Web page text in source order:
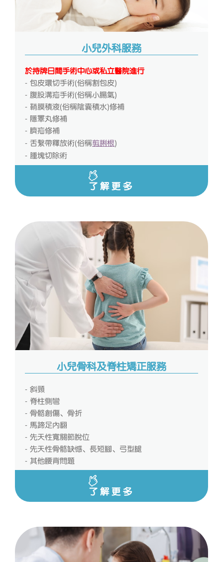
小兒外科服務
於持牌日間手術中心或私立醫院進行
- 包皮環切手術(俗稱割包皮)
- 腹股溝疝手術(俗稱小腸氣)
- 鞘膜積液(俗稱陰囊積水)修補
- 隱睪丸修補
- 臍疝修補
- 舌繫帶釋放術(俗稱剪脷根)
- 腫塊切除術
了解更多
小兒骨科及脊柱矯正服務
- 斜頸
- 脊柱側彎
- 骨骼創傷、骨折
- 馬蹄足內翻
- 先天性寬關節脫位
- 先天性骨骼缺憾、長短腳、弓型腿
- 其他腰背問題
了解更多